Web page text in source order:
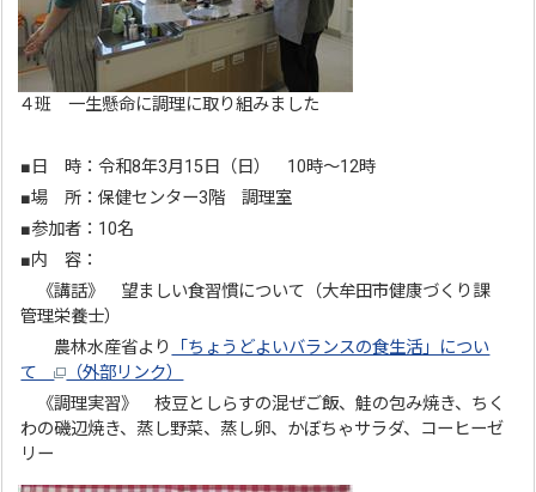
４班 一生懸命に調理に取り組みました
■日 時：令和8年3月15日（日） 10時～12時
■場 所：保健センター3階 調理室
■参加者：10名
■内 容：
《講話》 望ましい食習慣について（大牟田市健康づくり課
管理栄養士）
農林水産省より
「ちょうどよいバランスの食生活」につい
て
（外部リンク）
《調理実習》 枝豆としらすの混ぜご飯、鮭の包み焼き、ちく
わの磯辺焼き、蒸し野菜、蒸し卵、かぼちゃサラダ、コーヒーゼ
リー